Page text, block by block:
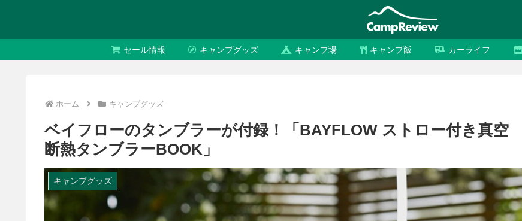
セール情報 キャンプグッズ キャンプ場 キャンプ飯 カーライフ
ホーム キャンプグッズ
ベイフローのタンブラーが付録！「BAYFLOW ストロー付き真空
断熱タンブラーBOOK」
キャンプグッズ